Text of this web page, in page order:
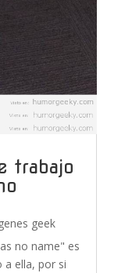
trabajo
geek
no name" es
a ella, por si